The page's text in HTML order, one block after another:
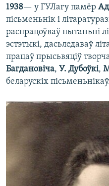
1938— у ГУЛагу памёр
пісьменьнік і
распрацоўваў пытаньні
эстэтыкі, дасьледаваў
працаў прысьвяціў
Багдановіча, У. Дубоўкі,
беларускіх